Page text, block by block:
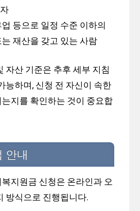
업 등으로 일정 수준 이하의
재산을 갖고 있는 사람
자산 기준은 추후 세부 지침
능하며, 신청 전 자신이 속한
지를 확인하는 것이 중요합
안내
지원금 신청은 온라인과 오
방식으로 진행됩니다.